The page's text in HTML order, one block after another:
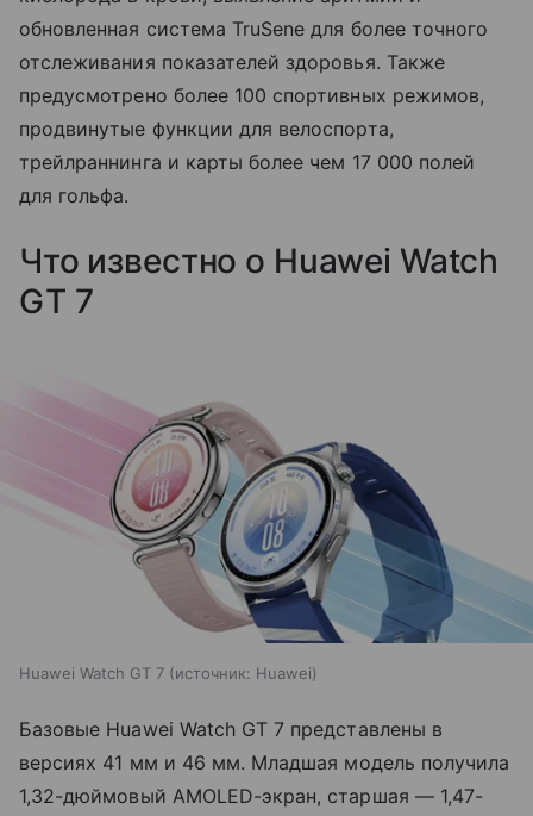
обновленная система TruSene для более точного
отслеживания показателей здоровья. Также
предусмотрено более 100 спортивных режимов,
продвинутые функции для велоспорта,
трейлраннинга и карты более чем 17 000 полей
для гольфа.
Что известно о Huawei Watch
GT 7
Huawei Watch GT 7 источник: Huawei
Базовые Huawei Watch GT 7 представлены в
версиях 41 мм и 46 мм. Младшая модель получила
1,32-дюймовый AMOLED-экран, старшая — 1,47-